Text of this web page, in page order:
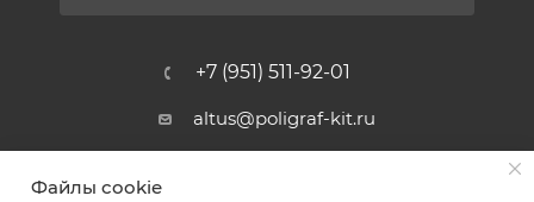
+7 (951) 511-92-01
altus@poligraf-kit.ru
Ростовская обл, Аксайский р-н,
Файлы cookie